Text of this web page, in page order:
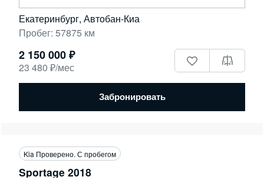
Екатеринбург, Автобан-Киа
Пробег: 57875 км
2 150 000 ₽
23 480 ₽/мес
Забронировать
Kia Проверено. С пробегом
Sportage 2018